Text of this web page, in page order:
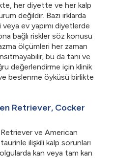
her diyette ve her kalp
değildir. Bazı ırklarda
veya ev yapımı diyetlerde
bağlı riskler söz konusu
ölçümleri her zaman
bu da tanı ve
değerlendirme için klinik
beslenme öyküsü birlikte
Retriever, Cocker
ve American
ilişkili kalp sorunları
kan veya tam kan